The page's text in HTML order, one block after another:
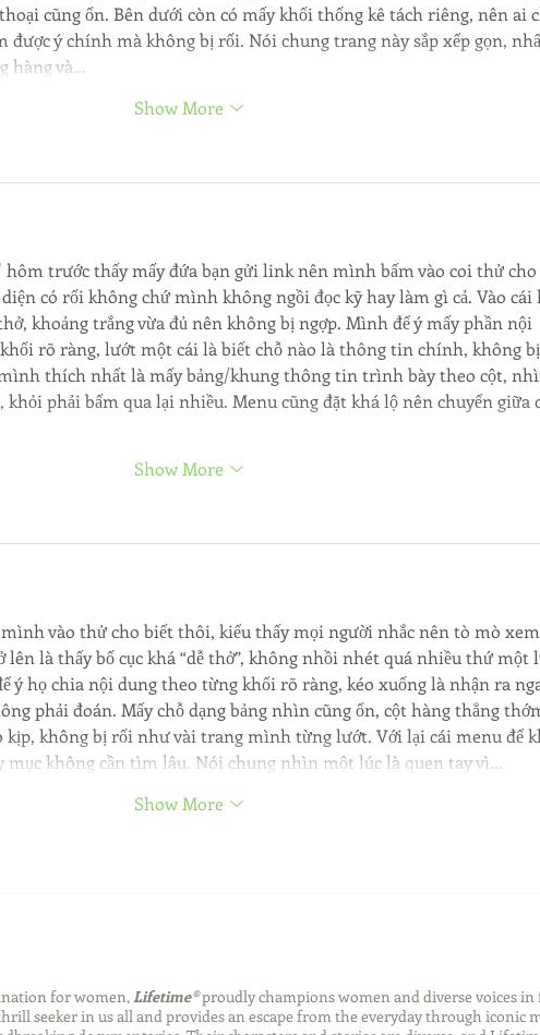
cũng ổn. Bên dưới còn có mấy khối thống kê tách riêng, nên ai
được ý chính mà không bị rối. Nói chung trang này sắp xếp gọn,
hàng và…
Show More
hôm trước thấy mấy đứa bạn gửi link nên mình bấm vào coi thử cho
có rối không chứ mình không ngồi đọc kỹ hay làm gì cả. Vào cái
khoảng trắng vừa đủ nên không bị ngợp. Mình để ý mấy phần nội
rõ ràng, lướt một cái là biết chỗ nào là thông tin chính, không bị
thích nhất là mấy bảng/khung thông tin trình bày theo cột,
phải bấm qua lại nhiều. Menu cũng đặt khá lộ nên chuyển giữa
Show More
mình vào thử cho biết thôi, kiểu thấy mọi người nhắc nên tò mò xem
lên là thấy bố cục khá “dễ thở”, không nhồi nhét quá nhiều thứ một
ý họ chia nội dung theo từng khối rõ ràng, kéo xuống là nhận ra
phải đoán. Mấy chỗ dạng bảng nhìn cũng ổn, cột hàng thẳng
kịp, không bị rối như vài trang mình từng lướt. Với lại cái menu để
mục không cần tìm lâu. Nói chung nhìn một lúc là quen tay vì…
Show More
for women, Lifetime®proudly champions women and diverse voices
seeker in us all and provides an escape from the everyday through iconic